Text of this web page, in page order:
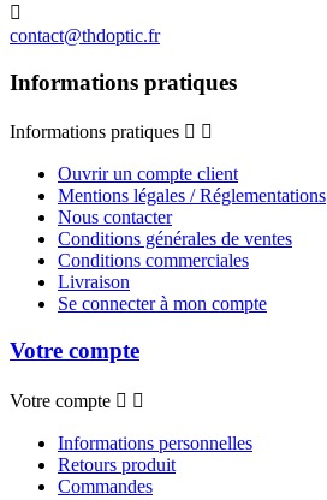

contact@thdoptic.fr
Informations pratiques
Informations pratiques  
Ouvrir un compte client
Mentions légales / Réglementations
Nous contacter
Conditions générales de ventes
Conditions commerciales
Livraison
Se connecter à mon compte
Votre compte
Votre compte  
Informations personnelles
Retours produit
Commandes